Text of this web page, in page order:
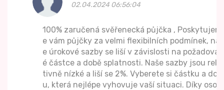
02.04.2024 06:56:04
100% zaručená svěřenecká půjčka , Poskytujem
e vám půjčky za velmi flexibilních podmínek, naš
e úrokové sazby se liší v závislosti na požadovan
é částce a době splatnosti. Naše sazby jsou rela
tivně nízké a liší se 2%. Vyberete si částku a dob
u, která nejlépe vyhovuje vaší situaci. Díky osob